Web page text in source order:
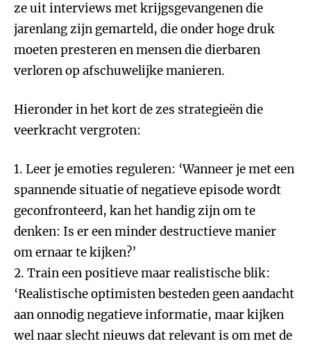
ze uit interviews met krijgsgevangenen die
jarenlang zijn gemarteld, die onder hoge druk
moeten presteren en mensen die dierbaren
verloren op afschuwelijke manieren.
Hieronder in het kort de zes strategieën die
veerkracht vergroten:
1. Leer je emoties reguleren: ‘Wanneer je met een
spannende situatie of negatieve episode wordt
geconfronteerd, kan het handig zijn om te
denken: Is er een minder destructieve manier
om ernaar te kijken?’
2. Train een positieve maar realistische blik:
‘Realistische optimisten besteden geen aandacht
aan onnodig negatieve informatie, maar kijken
wel naar slecht nieuws dat relevant is om met de